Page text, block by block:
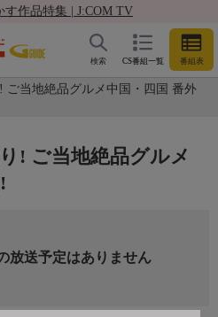
す作品特集 | J:COM TV
CS番組一覧 番組表
検索
ご当地絶品グルメ中国・四国 番外
! ご当地絶品グルメ
放送予定はありません